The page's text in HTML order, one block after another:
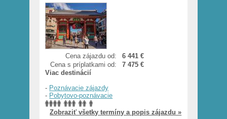
Cena zájazdu od:
6 441 €
Cena s príplatkami od:
7 475 €
Viac destinácií
- Poznávacie zájazdy
- Pobytovo-poznávacie
Zobraziť všetky termíny a popis zájazdu »